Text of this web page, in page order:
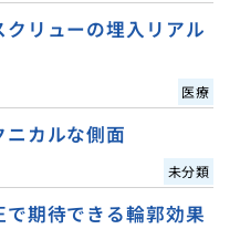
リューの埋入リアル
医療
カルな側面
未分類
期待できる輪郭効果